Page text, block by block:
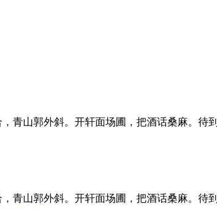
青山郭外斜。开轩面场圃，把酒话桑麻。待到
青山郭外斜。开轩面场圃，把酒话桑麻。待到